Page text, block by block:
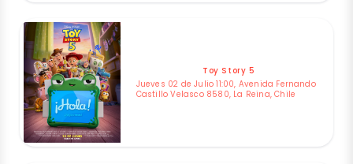
Toy Story 5
Jueves 02 de Julio 11:00, Avenida Fernando
Castillo Velasco 8580, La Reina, Chile